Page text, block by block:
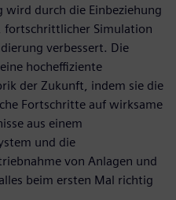
durch die Einbeziehung
Simulation
verbessert. Die
hocheffiziente
der Zukunft, indem sie die
Fortschritte auf wirksame
aus einem
und die
von Anlagen und
beim ersten Mal richtig